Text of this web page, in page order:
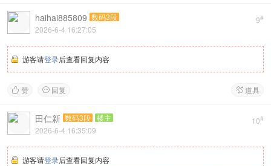
9#
haihai885809 数码3段
2026-6-4 16:27:05
游客请登录后查看回复内容
 赞  回复  道具
10#
田仁新 数码3段 楼主
2026-6-4 16:35:09
游客请登录后查看回复内容